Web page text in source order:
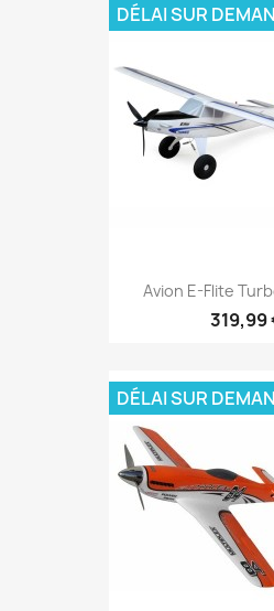
Avion E-Flite
319,99
DÉLAI SUR
DÉLAI SUR